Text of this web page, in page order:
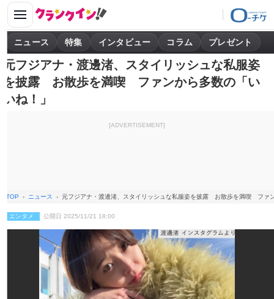
ニュース 特集 インタビュー コラム プレゼント
元フジアナ・渡邊渚、スタイリッシュな私服姿
を披露 お散歩を満喫 ファンから多数の「い
いね！」
[ADVERTISEMENT]
TOP ニュース 元フジアナ・渡邊渚、スタイリッシュな私服姿を披露 お散歩を満喫 ファ
エンタメ 公開日 2025/11/21 18:00